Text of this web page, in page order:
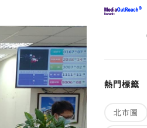
熱門標籤
北市圖